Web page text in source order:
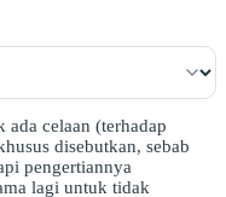
ada celaan (terhadap
disebutkan, sebab
pengertiannya
lagi untuk tidak